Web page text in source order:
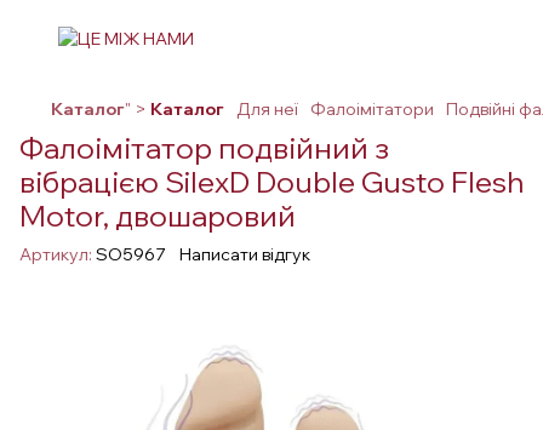
Каталог" > Каталог Для неї Фалоімітатори Подвійні
Фалоімітатор подвійний з
вібрацією SilexD Double Gusto Flesh
Motor, двошаровий
Артикул: SO5967 Написати відгук